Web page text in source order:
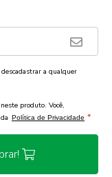
a qualquer
produto. Você,
Política de Privacidade *